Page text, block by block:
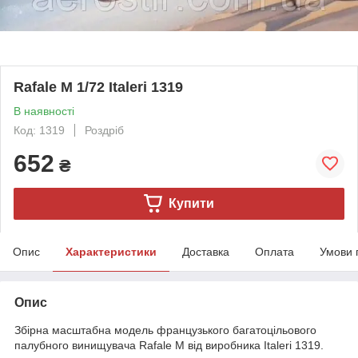
Rafale M 1/72 Italeri 1319
В наявності
Код: 1319
Роздріб
652 ₴
Купити
Опис Характеристики Доставка Оплата Умови
Опис
Збірна масштабна модель французького багатоцільового
палубного винищувача Rafale M від виробника Italeri 1319.